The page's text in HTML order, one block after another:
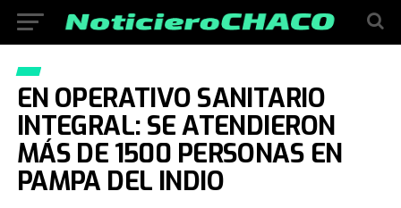
EN OPERATIVO SANITARIO
INTEGRAL: SE ATENDIERON
MÁS DE 1500 PERSONAS EN
PAMPA DEL INDIO